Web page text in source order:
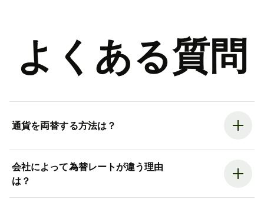
よくある質問
通貨を両替する方法は？
会社によって為替レートが違う理由
は？